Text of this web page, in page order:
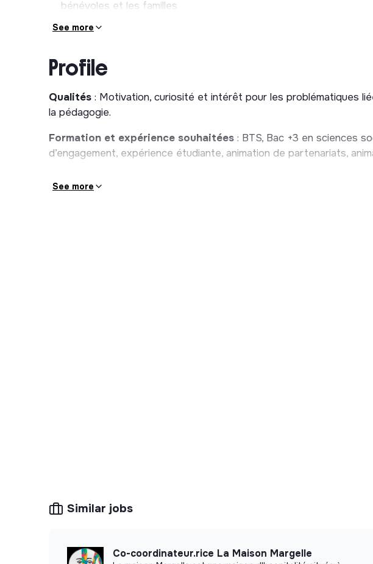
bénévoles et les familles
Assurer le suivi des bénévoles dans leur expérience solidaire
Organiser des projets éducatifs collectifs (sorties, ateliers...)
et/ou les enfants accompagnés
Répondre aux sollicitations des partenaires sur les situations des
Participer à l’évaluation du programme : passation questionnaires
Contribuer à l’animation du réseau des bénévoles
See more
Profile
Qualités : Motivation, curiosité et intérêt pour les problématiques
la pédagogie.
Formation et expérience souhaitées : BTS, Bac +3 en sciences
d’engagement, expérience étudiante, animation de partenariats,
See more
Similar jobs
Co-coordinateur.rice La Maison Margelle